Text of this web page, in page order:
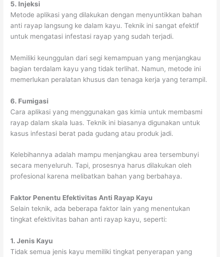
5. Injeksi
Metode aplikasi yang dilakukan dengan menyuntikkan bahan
anti rayap langsung ke dalam kayu. Teknik ini sangat efektif
untuk mengatasi infestasi rayap yang sudah terjadi.
Memiliki keunggulan dari segi kemampuan yang menjangkau
bagian terdalam kayu yang tidak terlihat. Namun, metode ini
memerlukan peralatan khusus dan tenaga kerja yang terampil.
6. Fumigasi
Cara aplikasi yang menggunakan gas kimia untuk membasmi
rayap dalam skala luas. Teknik ini biasanya digunakan untuk
kasus infestasi berat pada gudang atau produk jadi.
Kelebihannya adalah mampu menjangkau area tersembunyi
secara menyeluruh. Tapi, prosesnya harus dilakukan oleh
profesional karena melibatkan bahan yang berbahaya.
Faktor Penentu Efektivitas Anti Rayap Kayu
Selain teknik, ada beberapa faktor lain yang menentukan
tingkat efektivitas bahan anti rayap kayu, seperti:
1. Jenis Kayu
Tidak semua jenis kayu memiliki tingkat penyerapan yang